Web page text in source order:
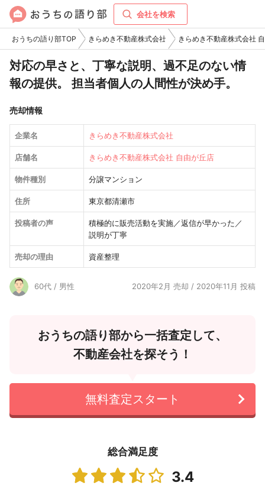
会社を検索
おうちの語り部TOP きらめき不動産株式会社 きらめき不動産株式会社
対応の早さと、丁寧な説明、過不足のない情
報の提供。 担当者個人の人間性が決め手。
売却情報
企業名 きらめき不動産株式会社
店舗名 きらめき不動産株式会社 自由が丘店
物件種別 分譲マンション
住所 東京都清瀬市
投稿者の声
積極的に販売活動を実施／返信が早かった／
説明が丁寧
売却の理由 資産整理
60代 / 男性 2020年2月 売却 / 2020年11月 投稿
おうちの語り部から一括査定して、
不動産会社を探そう！
無料査定スタート
総合満足度
3.4